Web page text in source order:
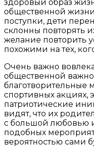
здоровый образ
общественной
поступки, дети
склонны повторять
желание повторить
похожими на тех,
Очень важно
общественной
благотворительные
спортивных акциях,
патриотические
видят, что их
с большой любовью
подобных
вероятностью сами